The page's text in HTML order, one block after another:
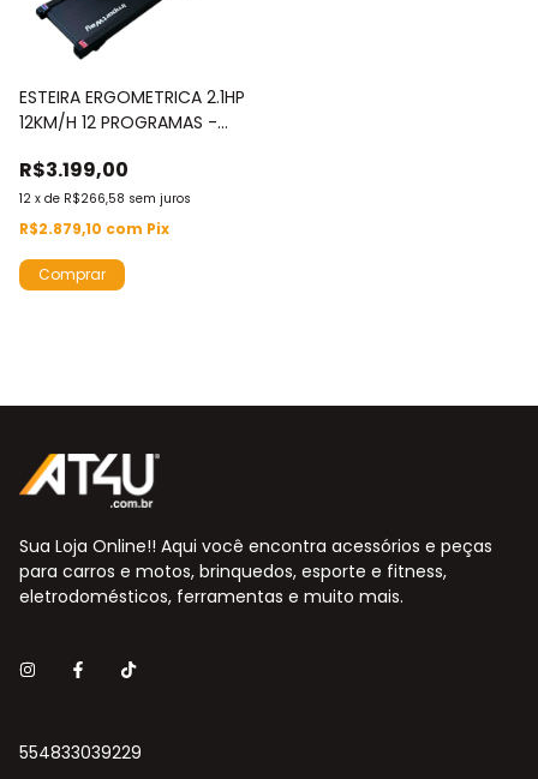
ESTEIRA ERGOMETRICA 2.1HP
12KM/H 12 PROGRAMAS -
R$3.199,00
12 x de R$266,58 sem juros
R$2.879,10 com Pix
Comprar
Sua Loja Online!! Aqui você encontra acessórios e peças
para carros e motos, brinquedos, esporte e fitness,
eletrodomésticos, ferramentas e muito mais.
554833039229